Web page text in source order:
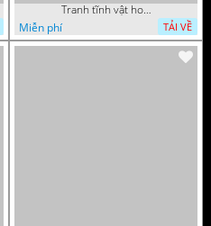
Tranh tĩnh vật hoa quả sơn dầu trang trí tường đẹp
Miễn phí
TẢI VỀ